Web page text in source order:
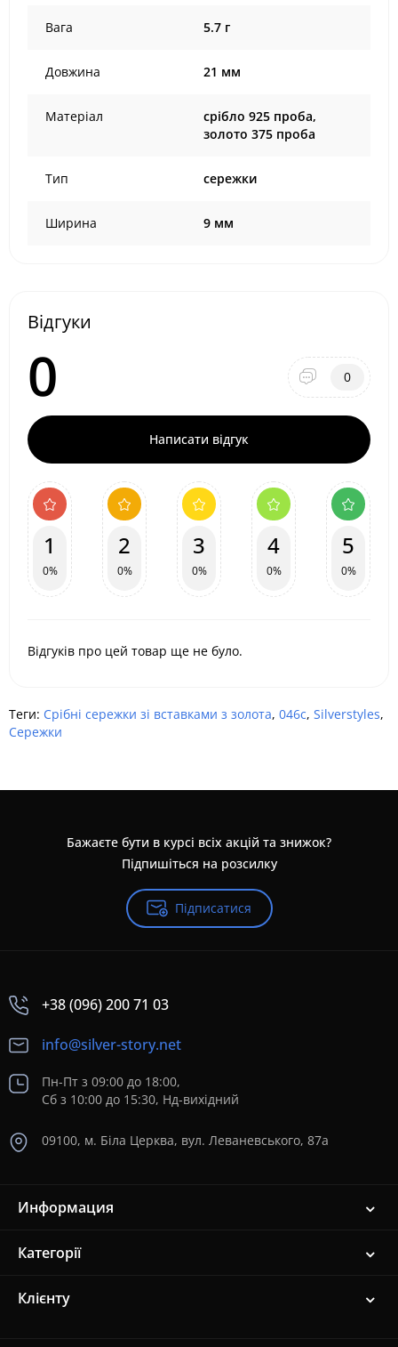
Вага 5.7 г
Довжина 21 мм
Матеріал
срібло 925 проба,
золото 375 проба
Тип сережки
Ширина 9 мм
Відгуки
0 0
Написати відгук
1
0%
2
0%
3
0%
4
0%
5
0%
Відгуків про цей товар ще не було.
Теги: Срібні сережки зі вставками з золота, 046с, Silverstyles,
Сережки
Бажаєте бути в курсі всіх акцій та знижок?
Підпишіться на розсилку
Підписатися
+38 (096) 200 71 03
info@silver-story.net
Пн-Пт з 09:00 до 18:00,
Сб з 10:00 до 15:30, Нд-вихідний
09100, м. Біла Церква, вул. Леваневського, 87а
Информация
Категорії
Клієнту